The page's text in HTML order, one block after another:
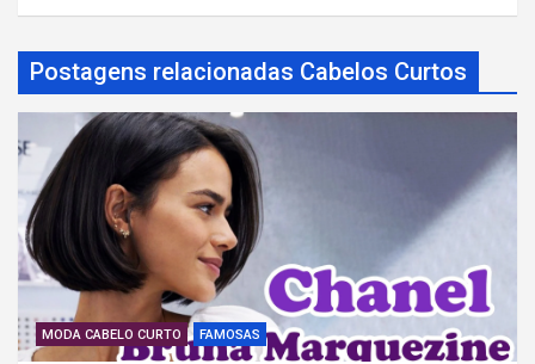
ç
ã
o
d
e
P
s
Postagens relacionadas Cabelos Curtos
MODA CABELO CURTO FAMOSAS